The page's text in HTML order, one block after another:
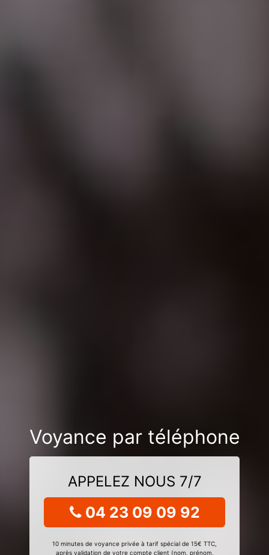
Voyance par téléphone
APPELEZ NOUS 7/7
04 23 09 09 92
10 minutes de voyance privée à tarif spécial de 15€ TTC,
après validation de votre compte client (nom, prénom,